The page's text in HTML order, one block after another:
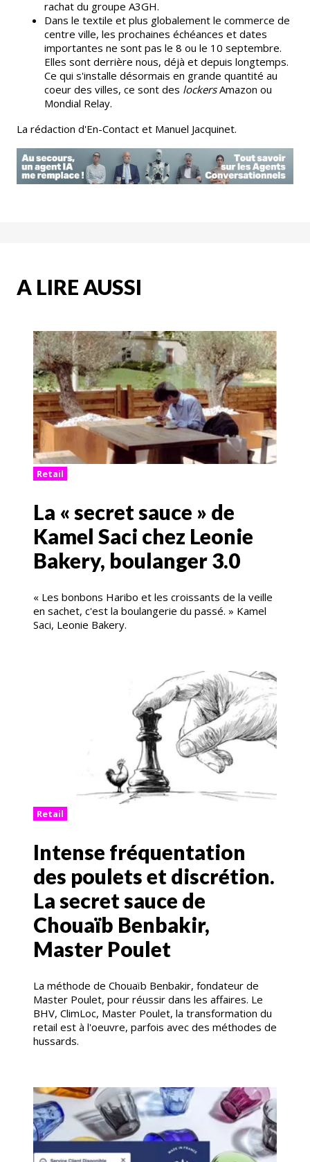
rachat du groupe A3GH.
Dans le textile et plus globalement le commerce de
centre ville, les prochaines échéances et dates
importantes ne sont pas le 8 ou le 10 septembre.
Elles sont derrière nous, déjà et depuis longtemps.
Ce qui s'installe désormais en grande quantité au
coeur des villes, ce sont des lockersAmazon ou
Mondial Relay.
La rédaction d'En-Contact et Manuel Jacquinet.
A LIRE AUSSI
Retail
La « secret sauce » de
Kamel Saci chez Leonie
Bakery, boulanger 3.0
« Les bonbons Haribo et les croissants de la veille
en sachet, c'est la boulangerie du passé. » Kamel
Saci, Leonie Bakery.
Retail
Intense fréquentation
des poulets et discrétion.
La secret sauce de
Chouaïb Benbakir,
Master Poulet
La méthode de Chouaïb Benbakir, fondateur de
Master Poulet, pour réussir dans les affaires. Le
BHV, ClimLoc, Master Poulet, la transformation du
retail est à l'oeuvre, parfois avec des méthodes de
hussards.